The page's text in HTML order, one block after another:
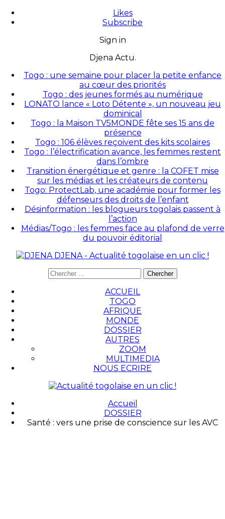
Likes
Subscribe
Sign in
Djena Actu.
Togo : une semaine pour placer la petite enfance
au cœur des priorités
Togo : des jeunes formés au numérique
LONATO lance « Loto Détente », un nouveau jeu
dominical
Togo : la Maison TV5MONDE fête ses 15 ans de
présence
Togo : 106 élèves reçoivent des kits scolaires
Togo : l’électrification avance, les femmes restent
dans l’ombre
Transition énergétique et genre : la COFET mise
sur les médias et les créateurs de contenu
Togo: ProtectLab, une académie pour former les
défenseurs des droits de l’enfant
Désinformation : les blogueurs togolais passent à
l’action
Médias/Togo : les femmes face au plafond de verre
du pouvoir éditorial
DJENA - Actualité togolaise en un clic !
ACCUEIL
TOGO
AFRIQUE
MONDE
DOSSIER
AUTRES
ZOOM
MULTIMEDIA
NOUS ECRIRE
Accueil
DOSSIER
Santé : vers une prise de conscience sur les AVC